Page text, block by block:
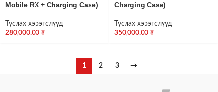
Mobile RX + Charging Case)
Туслах хэрэгслүүд
280,000.00 ₮
Charging Case)
Туслах хэрэгслүүд
350,000.00 ₮
1 2 3 →